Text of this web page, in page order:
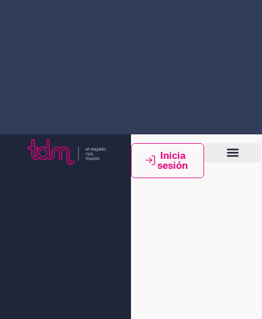
Inicia
sesión